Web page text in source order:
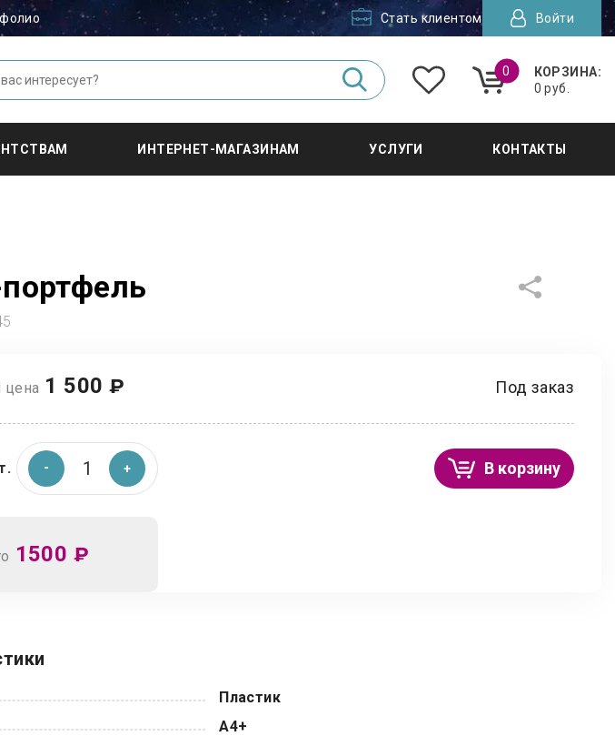
Стать клиентом Войти
0
КОРЗИНА:
0 руб.
ИНТЕРНЕТ-МАГАЗИНАМ УСЛУГИ КОНТАКТЫ
цена 1 500 ₽ Под заказ
В корзину
1500 ₽
Пластик
А4+